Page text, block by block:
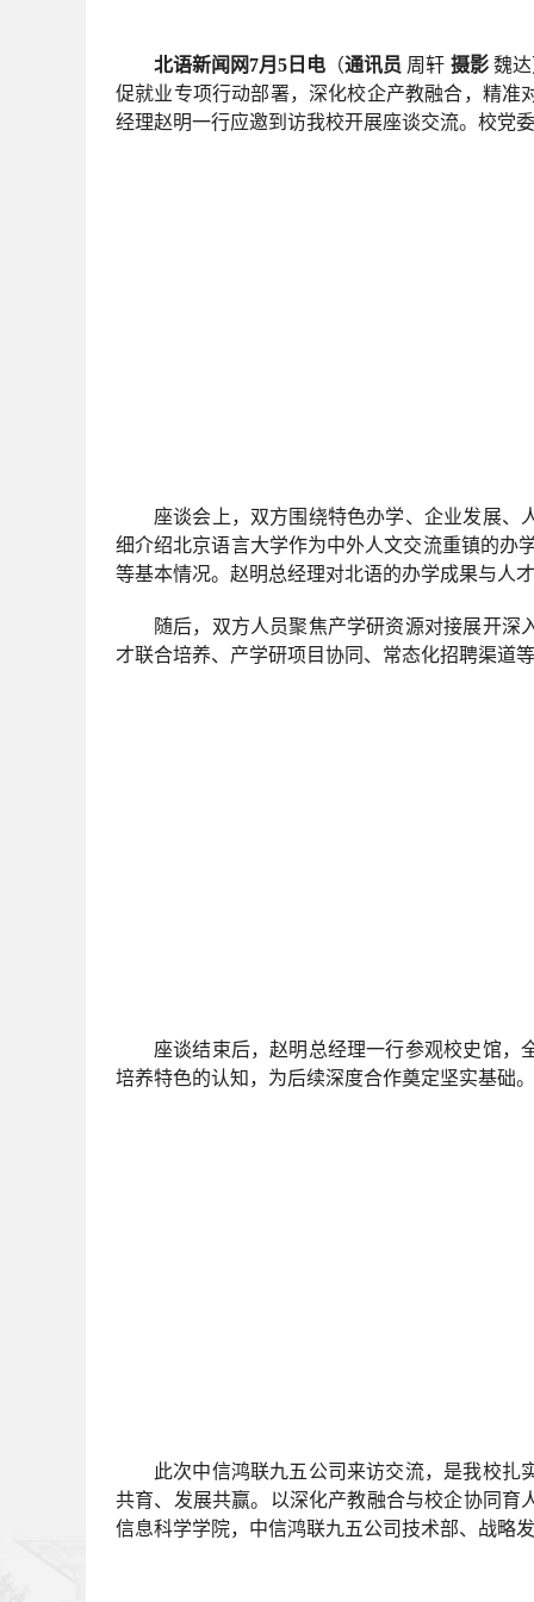
北语新闻网7月5日电 （通讯员 周轩 摄影魏达
促就业专项行动部署，深化校企产教融合，精准
经理赵明一行应邀到访我校开展座谈交流。校党委
座谈会上，双方围绕特色办学、企业发展、
细介绍北京语言大学作为中外人文交流重镇的办
等基本情况。赵明总经理对北语的办学成果与人
随后，双方人员聚焦产学研资源对接展开深
才联合培养、产学研项目协同、常态化招聘渠道
座谈结束后，赵明总经理一行参观校史馆，
培养特色的认知，为后续深度合作奠定坚实基础。
此次中信鸿联九五公司来访交流，是我校
共育、发展共赢。以深化产教融合与校企协同育
信息科学学院，中信鸿联九五公司技术部、战略